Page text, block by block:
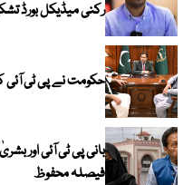
رکنی میڈیکل بورڈ
حکومت نے پی ٹی
بانی پی ٹی آئی اور
فیصلہ محفوظ